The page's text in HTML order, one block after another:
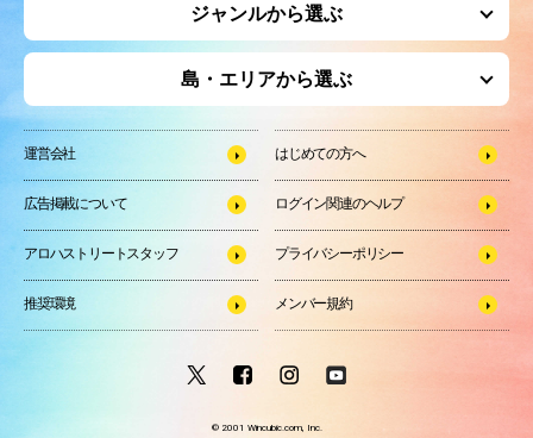
ジャンルから選ぶ
島・エリアから選ぶ
運営会社 はじめての方へ
広告掲載について ログイン関連のヘルプ
アロハストリートスタッフ プライバシーポリシー
推奨環境 メンバー規約
© 2001 Wincubic.com, Inc.